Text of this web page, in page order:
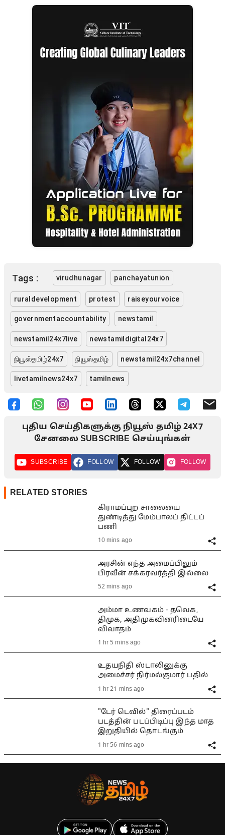
Tags : virudhunagar panchayatunion
ruraldevelopment protest raiseyourvoice
governmentaccountability newstamil
newstamil24x7live newstamildigital24x7
நியூஸ்தமிழ்24x7 நியூஸ்தமிழ் newstamil24x7channel
livetamilnews24x7 tamilnews
புதிய செய்திகளுக்கு நியூஸ் தமிழ் 24X7
சேனலை SUBSCRIBE செய்யுங்கள்
SUBSCRIBE FOLLOW FOLLOW FOLLOW
RELATED STORIES
கிராமப்புற சாலையை
துண்டித்து மேம்பாலப் திட்டப்
பணி
10 mins ago
அரசின் எந்த அமைப்பிலும்
பிரவீன் சக்கரவர்த்தி இல்லை
52 mins ago
அம்மா உணவகம் - தவெக,
திமுக, அதிமுகவினரிடையே
விவாதம்
1 hr 5 mins ago
உதயநிதி ஸ்டாலினுக்கு
அமைச்சர் நிர்மல்குமார் பதில்
1 hr 21 mins ago
"டேர் டெவில்" திரைப்படம்
படத்தின் படப்பிடிப்பு இந்த மாத
இறுதியில் தொடங்கும்
1 hr 56 mins ago